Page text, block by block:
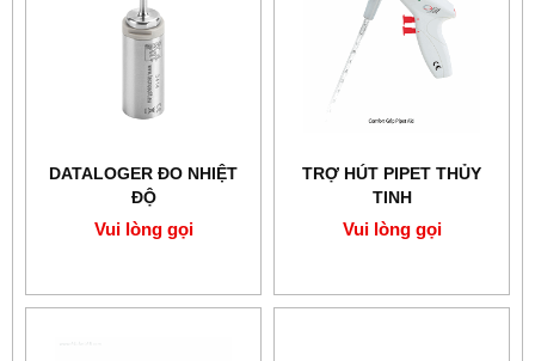
DATALOGER ĐO NHIỆT
ĐỘ
Vui lòng gọi
TRỢ HÚT PIPET THỦY
TINH
Vui lòng gọi